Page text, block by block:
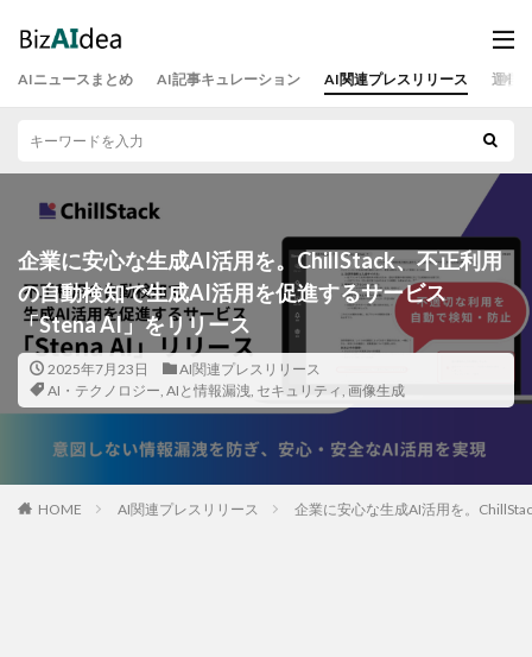
AIニュースまとめ AI記事キュレーション AI関連プレスリリース 運営
企業に安心な生成AI活用を。ChillStack、不正利用
の自動検知で生成AI活用を促進するサービス
「Stena AI」をリリース
2025年7月23日
AI関連プレスリリース
AI・テクノロジー, AIと情報漏洩, セキュリティ, 画像生成
HOME AI関連プレスリリース 企業に安心な生成AI活用を。